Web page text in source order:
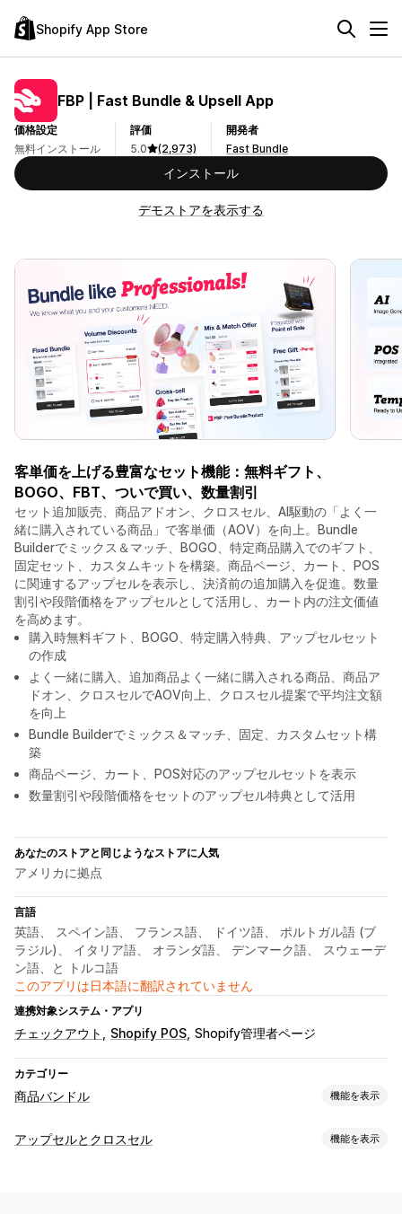
Shopify App Store
FBP | Fast Bundle & Upsell App
価格設定
無料インストール
評価
5.0
(2,973)
開発者
Fast Bundle
インストール
デモストアを表示する
客単価を上げる豊富なセット機能：無料ギフト、
BOGO、FBT、ついで買い、数量割引
セット追加販売、商品アドオン、クロスセル、AI駆動の「よく一
緒に購入されている商品」で客単価（AOV）を向上。Bundle
Builderでミックス＆マッチ、BOGO、特定商品購入でのギフト、
固定セット、カスタムキットを構築。商品ページ、カート、POS
に関連するアップセルを表示し、決済前の追加購入を促進。数量
割引や段階価格をアップセルとして活用し、カート内の注文価値
を高めます。
購入時無料ギフト、BOGO、特定購入特典、アップセルセット
の作成
よく一緒に購入、追加商品よく一緒に購入される商品、商品ア
ドオン、クロスセルでAOV向上、クロスセル提案で平均注文額
を向上
Bundle Builderでミックス＆マッチ、固定、カスタムセット構
築
商品ページ、カート、POS対応のアップセルセットを表示
数量割引や段階価格をセットのアップセル特典として活用
あなたのストアと同じようなストアに人気
アメリカに拠点
言語
英語、 スペイン語、 フランス語、 ドイツ語、 ポルトガル語 (ブ
ラジル)、 イタリア語、 オランダ語、 デンマーク語、 スウェーデ
ン語、と トルコ語
このアプリは日本語に翻訳されていません
連携対象システム・アプリ
チェックアウト Shopify POS Shopify管理者ページ
カテゴリー
商品バンドル 機能を表示
バンドルタイプ
アップセルとクロスセル 機能を表示